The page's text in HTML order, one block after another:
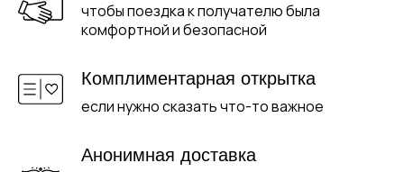
чтобы поездка к получателю была
комфортной и безопасной
Комплиментарная открытка
если нужно сказать что-то важное
Анонимная доставка